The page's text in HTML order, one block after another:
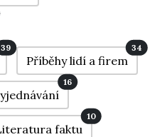
39
Příběhy lidí a firem
34
16
faktu
10